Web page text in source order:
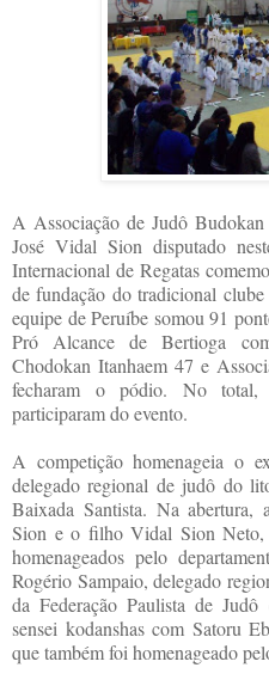
A Associação de Judô
José Vidal Sion disputado
Internacional de Regatas
de fundação do tradicional
equipe de Peruíbe somou 91
Pró Alcance de Bertioga
Chodokan Itanhaem 47 e
fecharam o pódio. No total,
participaram do evento.
A competição homenageia o
delegado regional de judô do
Baixada Santista. Na abertura,
Sion e o filho Vidal Sion Neto,
homenageados pelo
Rogério Sampaio, delegado
da Federação Paulista de
sensei kodanshas com Satoru
que também foi homenageado